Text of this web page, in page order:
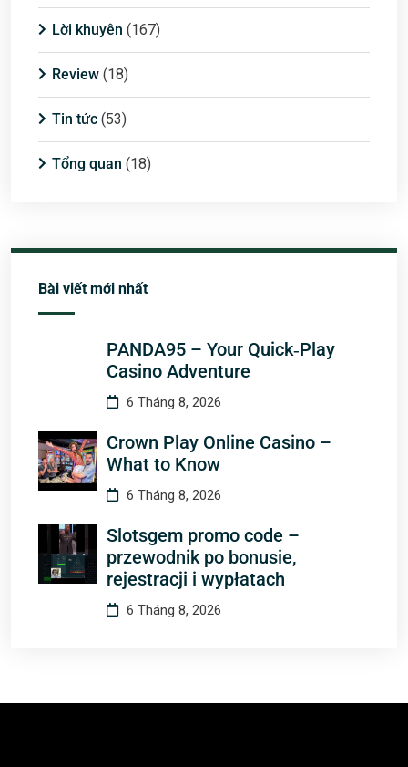
Lời khuyên (167)
Review (18)
Tin tức (53)
Tổng quan (18)
Bài viết mới nhất
PANDA95 – Your Quick‑Play
Casino Adventure
6 Tháng 8, 2026
Crown Play Online Casino –
What to Know
6 Tháng 8, 2026
Slotsgem promo code –
przewodnik po bonusie,
rejestracji i wypłatach
6 Tháng 8, 2026